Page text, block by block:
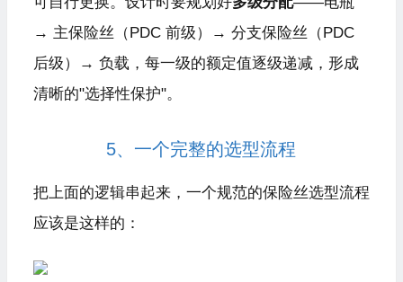
→ 主保险丝（PDC 前级）→ 分支保险丝（PDC
后级）→ 负载，每一级的额定值逐级递减，形成
清晰的"选择性保护"。
5、一个完整的选型流程
把上面的逻辑串起来，一个规范的保险丝选型流程
应该是这样的：